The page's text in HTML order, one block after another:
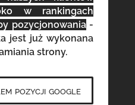
w rankingach
pozycjonowania-
jest już wykonana
strony.
pozycji google